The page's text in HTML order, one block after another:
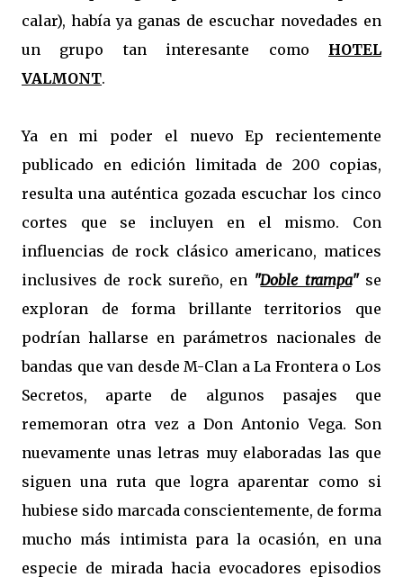
calar), había ya ganas de escuchar novedades en
un grupo tan interesante como HOTEL
VALMONT.
Ya en mi poder el nuevo Ep recientemente
publicado en edición limitada de 200 copias,
resulta una auténtica gozada escuchar los cinco
cortes que se incluyen en el mismo. Con
influencias de rock clásico americano, matices
inclusives de rock sureño, en "Doble trampa"se
exploran de forma brillante territorios que
podrían hallarse en parámetros nacionales de
bandas que van desde M-Clan a La Frontera o Los
Secretos, aparte de algunos pasajes que
rememoran otra vez a Don Antonio Vega. Son
nuevamente unas letras muy elaboradas las que
siguen una ruta que logra aparentar como si
hubiese sido marcada conscientemente, de forma
mucho más intimista para la ocasión, en una
especie de mirada hacia evocadores episodios